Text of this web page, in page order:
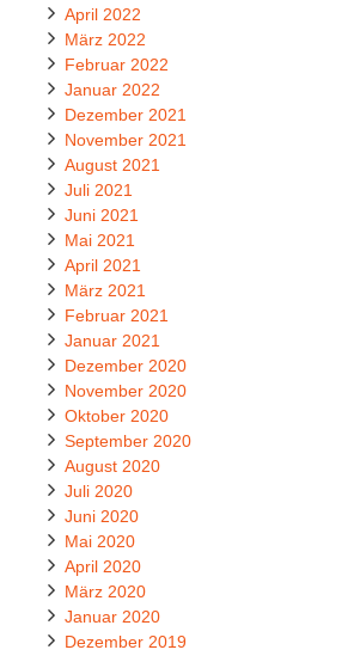
April 2022
März 2022
Februar 2022
Januar 2022
Dezember 2021
November 2021
August 2021
Juli 2021
Juni 2021
Mai 2021
April 2021
März 2021
Februar 2021
Januar 2021
Dezember 2020
November 2020
Oktober 2020
September 2020
August 2020
Juli 2020
Juni 2020
Mai 2020
April 2020
März 2020
Januar 2020
Dezember 2019